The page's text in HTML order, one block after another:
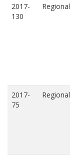
2017-
130
Regional
2017-
75
Regional